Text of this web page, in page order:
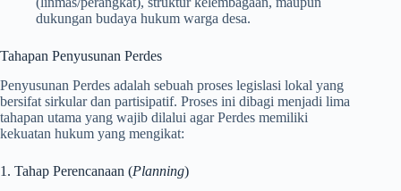
dukungan budaya hukum warga desa.
Tahapan Penyusunan Perdes
Penyusunan Perdes adalah sebuah proses legislasi lokal yang
bersifat sirkular dan partisipatif. Proses ini dibagi menjadi lima
tahapan utama yang wajib dilalui agar Perdes memiliki
kekuatan hukum yang mengikat:
1. Tahap Perencanaan (Planning)